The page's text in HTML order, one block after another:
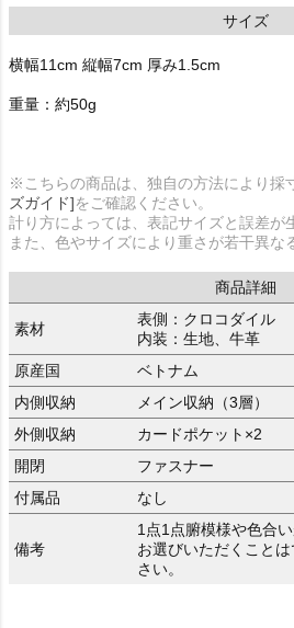
サイズ
横幅11cm 縦幅7cm 厚み1.5cm
重量：約50g
※こちらの商品は、独自の方法により採
ズガイド]をご確認ください。
計り方によっては、表記サイズと誤差が
また、色やサイズにより重さが若干異な
商品詳細
素材
表側：クロコダイル
内装：生地、牛革
原産国
ベトナム
内側収納
メイン収納（3層）
外側収納
カードポケット×2
開閉
ファスナー
付属品
なし
備考
1点1点腑模様や色合い
お選びいただくこと
さい。